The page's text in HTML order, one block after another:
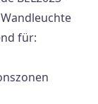
für: